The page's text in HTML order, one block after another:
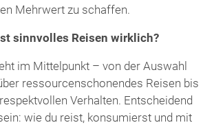
Mehrwert zu schaffen.
sinnvolles Reisen wirklich?
im Mittelpunkt – von der Auswahl
ressourcenschonendes Reisen bis
Verhalten. Entscheidend
wie du reist, konsumierst und mit